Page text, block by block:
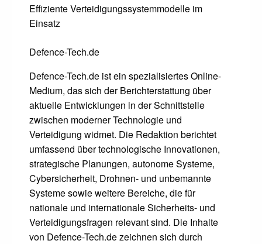
Effiziente Verteidigungssystemmodelle im
Einsatz
Defence-Tech.de
Defence-Tech.de ist ein spezialisiertes Online-
Medium, das sich der Berichterstattung über
aktuelle Entwicklungen in der Schnittstelle
zwischen moderner Technologie und
Verteidigung widmet. Die Redaktion berichtet
umfassend über technologische Innovationen,
strategische Planungen, autonome Systeme,
Cybersicherheit, Drohnen- und unbemannte
Systeme sowie weitere Bereiche, die für
nationale und internationale Sicherheits- und
Verteidigungsfragen relevant sind. Die Inhalte
von Defence-Tech.de zeichnen sich durch